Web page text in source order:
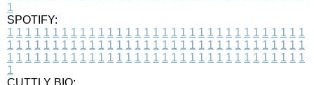
1
SPOTIFY:
1 1 1 1 1 1 1 1 1 1 1 1 1 1 1 1 1 1 1 1 1 1 1 1 1 1 1 1 1 1 1 1 1
1 1 1 1 1 1 1 1 1 1 1 1 1 1 1 1 1 1 1 1 1 1 1 1 1 1 1 1 1 1 1 1 1
1 1 1 1 1 1 1 1 1 1 1 1 1 1 1 1 1 1 1 1 1 1 1 1 1 1 1 1 1 1 1 1 1
1
CUTTLY BIO: